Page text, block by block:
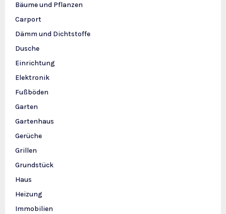
Bäume und Pflanzen
Carport
Dämm und Dichtstoffe
Dusche
Einrichtung
Elektronik
Fußböden
Garten
Gartenhaus
Gerüche
Grillen
Grundstück
Haus
Heizung
Immobilien